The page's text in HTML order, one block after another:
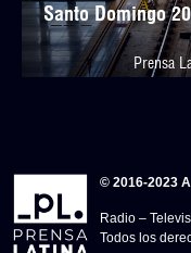
Santo Domingo
Prensa
© 2016-2023
Radio –
Todos los